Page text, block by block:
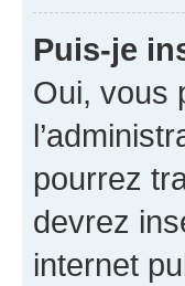
Puis-je
Oui, vous
pourrez
devrez
internet